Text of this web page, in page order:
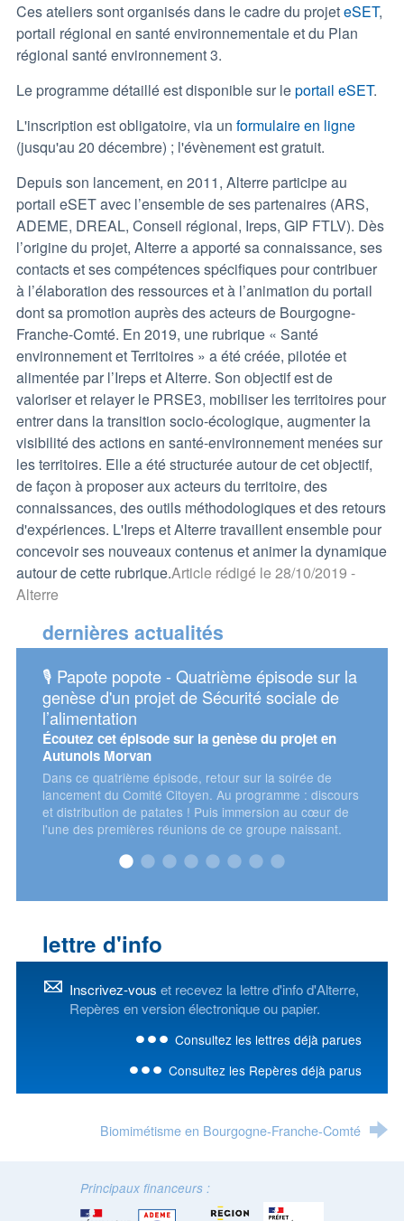
Ces ateliers sont organisés dans le cadre du projeteSET,
portail régional en santé environnementale et du Plan
régional santé environnement 3.
Le programme détaillé est disponible sur leportail eSET.
L'inscription est obligatoire, via un formulaire en ligne
(jusqu'au 20 décembre) ; l'évènement est gratuit.
Depuis son lancement, en 2011, Alterre participe au
portail eSET avec l’ensemble de ses partenaires (ARS,
ADEME, DREAL, Conseil régional, Ireps, GIP FTLV). Dès
l’origine du projet, Alterre a apporté sa connaissance, ses
contacts et ses compétences spécifiques pour contribuer
à l’élaboration des ressources et à l’animation du portail
dont sa promotion auprès des acteurs de Bourgogne-
Franche-Comté. En 2019, une rubrique « Santé
environnement et Territoires » a été créée, pilotée et
alimentée par l’Ireps et Alterre. Son objectif est de
valoriser et relayer le PRSE3, mobiliser les territoires pour
entrer dans la transition socio-écologique, augmenter la
visibilité des actions en santé-environnement menées sur
les territoires. Elle a été structurée autour de cet objectif,
de façon à proposer aux acteurs du territoire, des
connaissances, des outils méthodologiques et des retours
d'expériences. L'Ireps et Alterre travaillent ensemble pour
concevoir ses nouveaux contenus et animer la dynamique
autour de cette rubrique.Article rédigé le 28/10/2019 -
Alterre
dernières actualités
épisode sur la
sociale de
du projet en
sur la soirée de
: discours
au cœur de
groupe naissant.
📅 Assises européennes de la
énergétique 2026
Retrouvez Alterre et l'Oreca sur le stand du
Conseil régional !
lettre d'info
Inscrivez-vous et recevez la lettre d'info d'Alterre,
Repères en version électronique ou papier.
Consultez les lettres déjà parues
Consultez les Repères déjà parus
Biomimétisme en Bourgogne-Franche-Comté
Principaux financeurs :